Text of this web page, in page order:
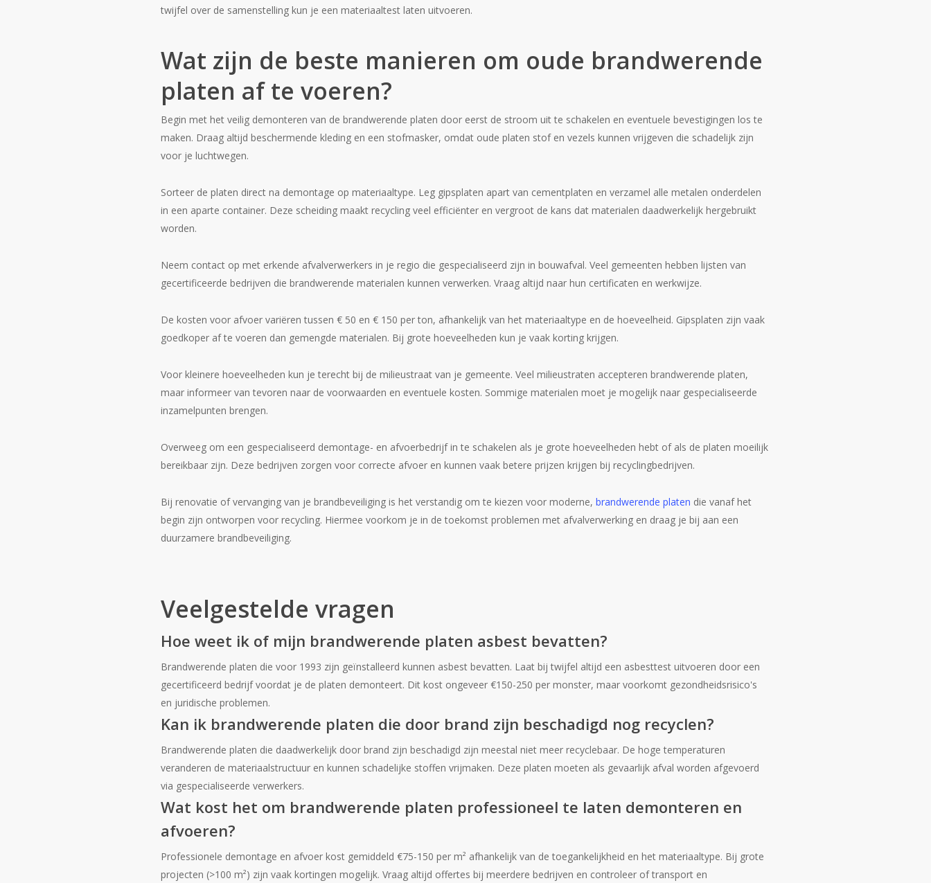
twijfel over de samenstelling kun je een materiaaltest laten uitvoeren.
Wat zijn de beste manieren om oude brandwerende
platen af te voeren?
Begin met het veilig demonteren van de brandwerende platen door eerst de stroom uit te schakelen en eventuele bevestigingen los te
maken. Draag altijd beschermende kleding en een stofmasker, omdat oude platen stof en vezels kunnen vrijgeven die schadelijk zijn
voor je luchtwegen.
Sorteer de platen direct na demontage op materiaaltype. Leg gipsplaten apart van cementplaten en verzamel alle metalen onderdelen
in een aparte container. Deze scheiding maakt recycling veel efficiënter en vergroot de kans dat materialen daadwerkelijk hergebruikt
worden.
Neem contact op met erkende afvalverwerkers in je regio die gespecialiseerd zijn in bouwafval. Veel gemeenten hebben lijsten van
gecertificeerde bedrijven die brandwerende materialen kunnen verwerken. Vraag altijd naar hun certificaten en werkwijze.
De kosten voor afvoer variëren tussen € 50 en € 150 per ton, afhankelijk van het materiaaltype en de hoeveelheid. Gipsplaten zijn vaak
goedkoper af te voeren dan gemengde materialen. Bij grote hoeveelheden kun je vaak korting krijgen.
Voor kleinere hoeveelheden kun je terecht bij de milieustraat van je gemeente. Veel milieustraten accepteren brandwerende platen,
maar informeer van tevoren naar de voorwaarden en eventuele kosten. Sommige materialen moet je mogelijk naar gespecialiseerde
inzamelpunten brengen.
Overweeg om een gespecialiseerd demontage- en afvoerbedrijf in te schakelen als je grote hoeveelheden hebt of als de platen moeilijk
bereikbaar zijn. Deze bedrijven zorgen voor correcte afvoer en kunnen vaak betere prijzen krijgen bij recyclingbedrijven.
Bij renovatie of vervanging van je brandbeveiliging is het verstandig om te kiezen voor moderne, brandwerende platen die vanaf het
begin zijn ontworpen voor recycling. Hiermee voorkom je in de toekomst problemen met afvalverwerking en draag je bij aan een
duurzamere brandbeveiliging.
Veelgestelde vragen
Hoe weet ik of mijn brandwerende platen asbest bevatten?
Brandwerende platen die voor 1993 zijn geïnstalleerd kunnen asbest bevatten. Laat bij twijfel altijd een asbesttest uitvoeren door een
gecertificeerd bedrijf voordat je de platen demonteert. Dit kost ongeveer €150-250 per monster, maar voorkomt gezondheidsrisico's
en juridische problemen.
Kan ik brandwerende platen die door brand zijn beschadigd nog recyclen?
Brandwerende platen die daadwerkelijk door brand zijn beschadigd zijn meestal niet meer recyclebaar. De hoge temperaturen
veranderen de materiaalstructuur en kunnen schadelijke stoffen vrijmaken. Deze platen moeten als gevaarlijk afval worden afgevoerd
via gespecialiseerde verwerkers.
Wat kost het om brandwerende platen professioneel te laten demonteren en
afvoeren?
Professionele demontage en afvoer kost gemiddeld €75-150 per m² afhankelijk van de toegankelijkheid en het materiaaltype. Bij grote
projecten (>100 m²) zijn vaak kortingen mogelijk. Vraag altijd offertes bij meerdere bedrijven en controleer of transport en